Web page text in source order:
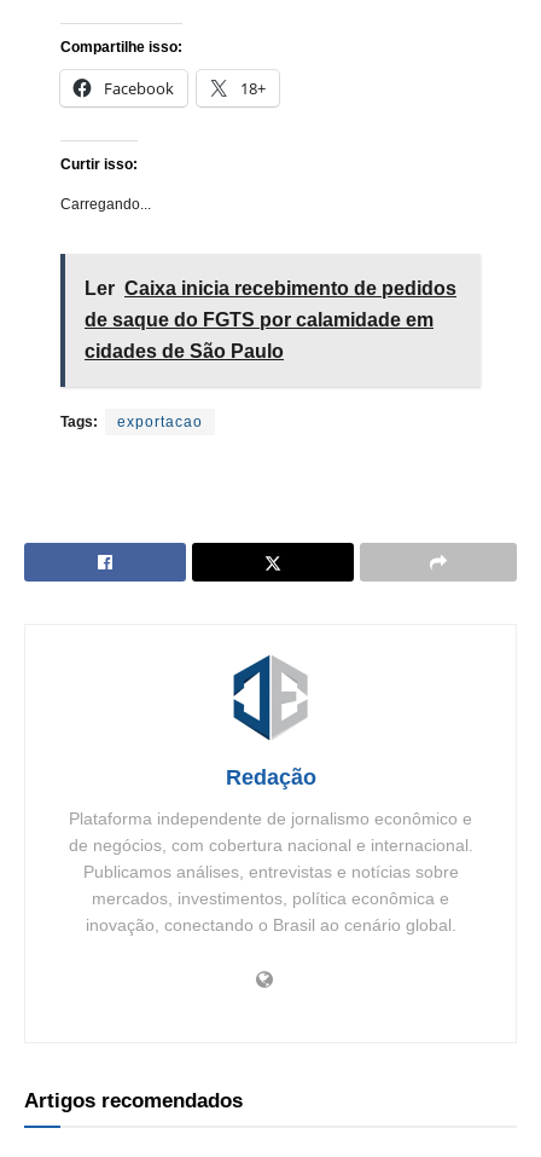
Compartilhe isso:
Facebook 18+
Curtir isso:
Carregando...
Ler Caixa inicia recebimento de pedidos
de saque do FGTS por calamidade em
cidades de São Paulo
Tags: exportacao
Redação
Plataforma independente de jornalismo econômico e
de negócios, com cobertura nacional e internacional.
Publicamos análises, entrevistas e notícias sobre
mercados, investimentos, política econômica e
inovação, conectando o Brasil ao cenário global.
Artigos recomendados